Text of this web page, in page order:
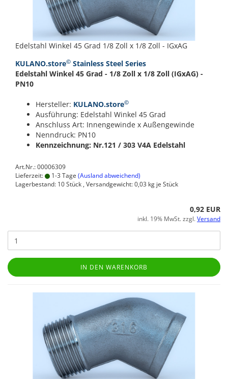
Edelstahl Winkel 45 Grad 1/8 Zoll x 1/8 Zoll - IGxAG
KULANO.store© Stainless Steel Series
Edelstahl Winkel 45 Grad - 1/8 Zoll x 1/8 Zoll (IGxAG) -
PN10
Hersteller: KULANO.store©
Ausführung: Edelstahl Winkel 45 Grad
Anschluss Art: Innengewinde x Außengewinde
Nenndruck: PN10
Kennzeichnung: Nr.121 / 303 V4A Edelstahl
Art.Nr.: 00006309
Lieferzeit:
1-3 Tage (Ausland abweichend)
Lagerbestand: 10 Stück , Versandgewicht:0,03 kg je Stück
0,92 EUR
inkl. 19% MwSt. zzgl.Versand
IN DEN WARENKORB